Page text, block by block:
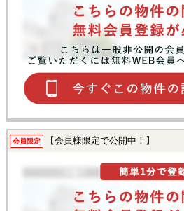
会員限定 【会員様限定で公開中！】